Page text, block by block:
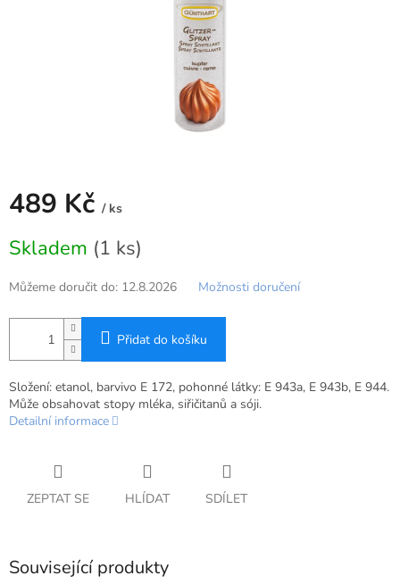
489 Kč / ks
cena:
Skladem (1 ks)
Můžeme doručit do: 12.8.2026 Možnosti doručení
Přidat do košíku
Složení: etanol, barvivo E 172, pohonné látky: E 943a, E 943b, E 944.
Může obsahovat stopy mléka, siřičitanů a sóji.
Detailní informace
ZEPTAT SE HLÍDAT SDÍLET
Související produkty